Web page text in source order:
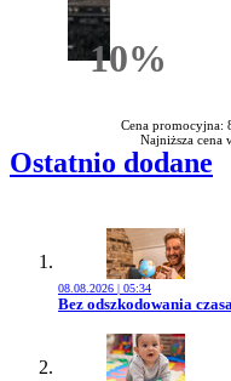
10%Rabatu
Cena promocyjna:
Najniższa cena
Ostatnio dodane
08.08.2026 | 05:34
Przejdź do artykułu:
Bez odszkodowania